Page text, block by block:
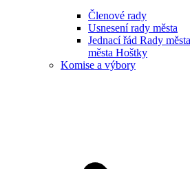
Členové rady
Usnesení rady města
Jednací řád Rady
města Hoštky
Komise a výbory